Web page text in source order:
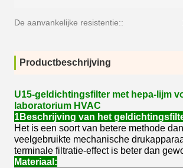
De aanvankelijke resistentie::
Productbeschrijving
U15-geldichtingsfilter met hepa-lijm
laboratorium HVAC
1Beschrijving van het
Het is een soort van betere methode
veelgebruikte mechanische
terminale filtratie-effect is beter dan
Materiaal: